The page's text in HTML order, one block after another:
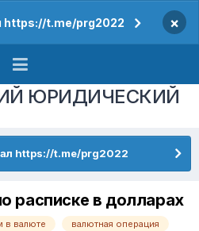
https://t.me/prg2022 ×
ЮРИДИЧЕСКИЙ
https://t.me/prg2022
расписке в долларах
в валюте
валютная операция